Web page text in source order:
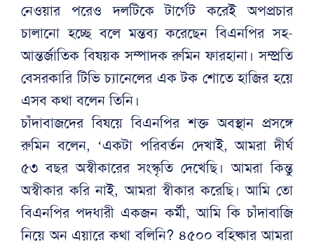
নেওয়ার পরেও দলটিকে টার্গেট করেই অপপ্রচার
চালানো হচ্ছে বলে মন্তব্য করেছেন বিএনপির সহ-
আন্তর্জাতিক বিষয়ক সম্পাদক রুমিন ফারহানা। সম্প্রতি
বেসরকারি টিভি চ্যানেলের এক টক শোতে হাজির হয়ে
এসব কথা বলেন তিনি।
চাঁদাবাজদের বিষয়ে বিএনপির শক্ত অবস্থান প্রসঙ্গে
রুমিন বলেন, ‘একটা পরিবর্তন দেখাই, আমরা দীর্ঘ
৫৩ বছর অস্বীকারের সংস্কৃতি দেখেছি। আমরা কিন্তু
অস্বীকার করি নাই, আমরা স্বীকার করেছি। আমি তো
বিএনপির পদধারী একজন কর্মী, আমি কি চাঁদাবাজি
নিয়ে অন এয়ারে কথা বলিনি? ৪৫০০ বহিষ্কার আমরা